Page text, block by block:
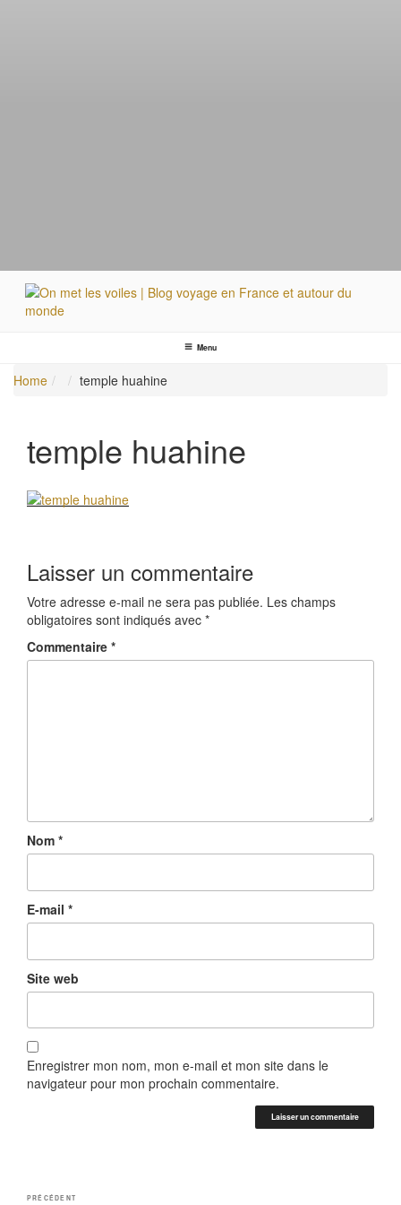
ET AUTOUR DU MONDEMenu
Home temple huahine
temple huahine
Laisser un commentaire
Votre adresse e-mail ne sera pas publiée. Les champs
obligatoires sont indiqués avec *
Commentaire *
Nom *
E-mail *
Site web
Enregistrer mon nom, mon e-mail et mon site dans le
navigateur pour mon prochain commentaire.
Navigation
PRÉCÉDENT